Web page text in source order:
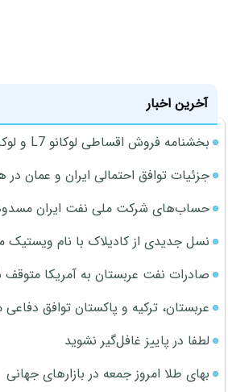
آخرین اخبار
بخشنامه فروش اقساطی لوکانو L7 و لوکانو L8 (مرداد 1405)
جزئیات توافق احتمالی ایران و عمان در
حساب‌های شرکت ملی نفت ایران
نسل جدیدی از کادیلاک با نام
صادرات نفت عربستان به آمریکا
عربستان، ترکیه و پاکستان توافق
لطفا در پاییز غافل‌گیر نشوید
بهای طلا امروز جمعه در بازارهای جهانی